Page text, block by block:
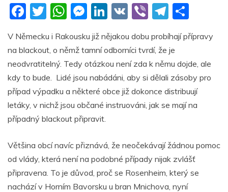
F
c
e
b
o
o
k
T
itt
er
W
at
s
A
p
p
M
ss
e
n
g
er
Li
n
k
e
dI
n
V
Vi
er
T
e
gr
a
m
h
ar
e
V Německu i Rakousku již nějakou dobu probíhají přípravy
na blackout, o němž tamní odborníci tvrdí, že je
neodvratitelný. Tedy otázkou není zda k němu dojde, ale
kdy to bude. Lidé jsou nabádáni, aby si dělali zásoby pro
případ výpadku a některé obce již dokonce distribuují
letáky, v nichž jsou občané instruováni, jak se mají na
případný blackout připravit.
Většina obcí navíc přiznává, že neočekávají žádnou pomoc
od vlády, která není na podobné případy nijak zvlášť
připravena. To je důvod, proč se Rosenheim, který se
nachází v Horním Bavorsku u bran Mnichova, nyní